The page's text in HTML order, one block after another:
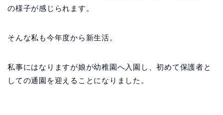
の様子が感じられます。
そんな私も今年度から新生活。
私事にはなりますが娘が幼稚園へ入園し、初めて保護者と
しての通園を迎えることになりました。